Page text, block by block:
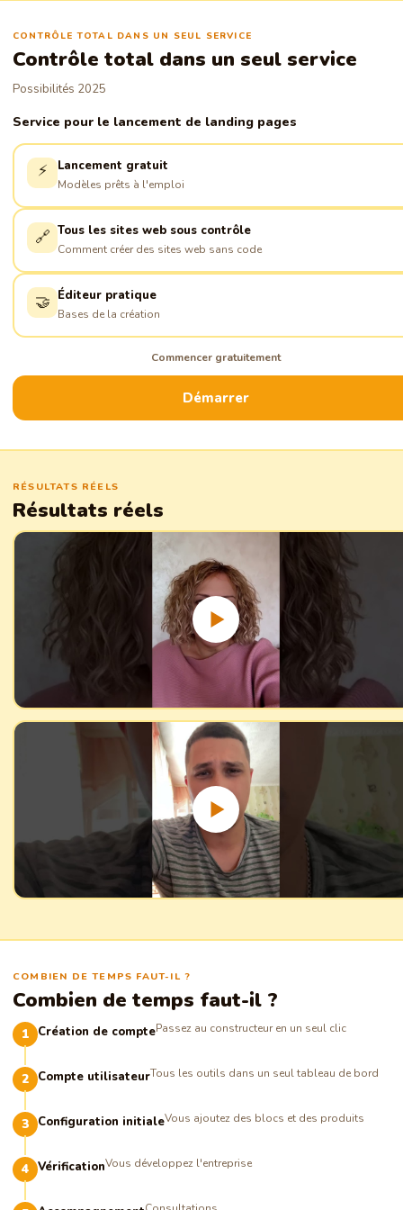
CONTRÔLE TOTAL DANS UN SEUL SERVICE
Contrôle total dans un seul service
Possibilités 2025
Service pour le lancement de landing pages
⚡ Lancement gratuit
Modèles prêts à l'emploi
🔗 Tous les sites web sous contrôle
Comment créer des sites web sans code
🤝 Éditeur pratique
Bases de la création
Commencer gratuitement
Démarrer
RÉSULTATS RÉELS
Résultats réels
COMBIEN DE TEMPS FAUT-IL ?
Combien de temps faut-il ?
Création de comptePassez au constructeur en un seul clic
Compte utilisateurTous les outils dans un seul tableau de bord
Configuration initialeVous ajoutez des blocs et des produits
VérificationVous développez l'entreprise